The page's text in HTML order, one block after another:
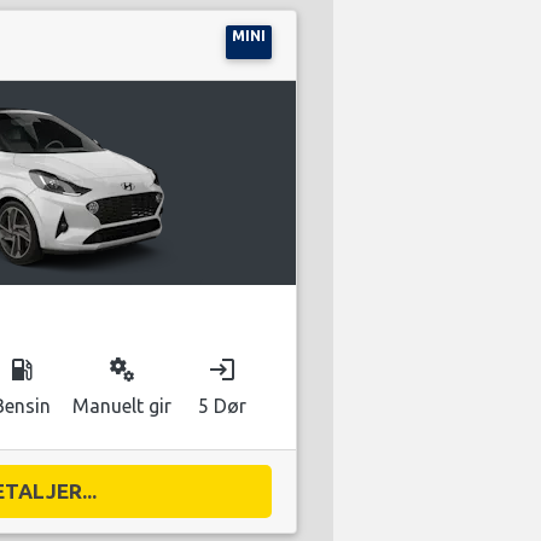
MINI
local_gas_station miscellaneous_services
Manuelt gir
login
5 Dør